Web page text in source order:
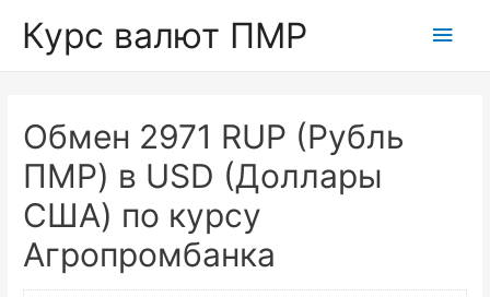
Курс валют ПМР
Обмен 2971 RUP (Рубль
ПМР) в USD (Доллары
США) по курсу
Агропромбанка